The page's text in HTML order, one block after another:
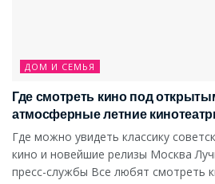
ДОМ И СЕМЬЯ
Где смотреть кино под
атмосферные летние
Где можно увидеть классику
кино и новейшие релизы Москва
пресс-службы Все любят смотреть